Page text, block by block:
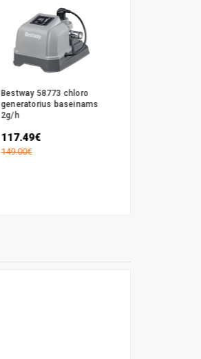
Bestway 58773 chloro
generatorius baseinams
2g/h
117.49€
149.00€